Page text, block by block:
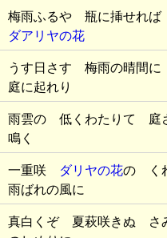
梅雨ふるや 瓶に挿せれ
ダアリヤの花
うす日さす 梅雨の晴間
庭に起れり
雨雲の 低くわたりて 庭
鳴く
一重咲 ダリヤの花の く
雨ばれの風に
真白くぞ 夏萩咲きぬ さ